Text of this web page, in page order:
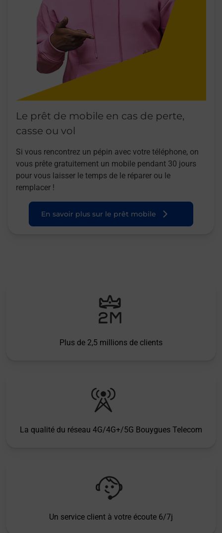
Le prêt de mobile en cas de perte,
casse ou vol
Si vous rencontrez un pépin avec votre téléphone, on
vous prête gratuitement un mobile pendant 30 jours
pour vous laisser le temps de le réparer ou le
remplacer !
En savoir plus sur le prêt mobile
Plus de 2,5 millions de clients
La qualité du réseau 4G/4G+/5G Bouygues Telecom
Un service client à votre écoute 6/7j